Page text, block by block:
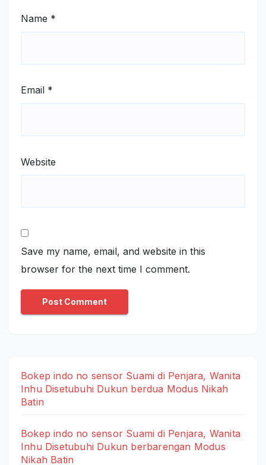
Name *
Email *
Website
Save my name, email, and website in this
browser for the next time I comment.
Bokep indo no sensor Suami di Penjara, Wanita
Inhu Disetubuhi Dukun berdua Modus Nikah
Batin
Bokep indo no sensor Suami di Penjara, Wanita
Inhu Disetubuhi Dukun berbarengan Modus
Nikah Batin